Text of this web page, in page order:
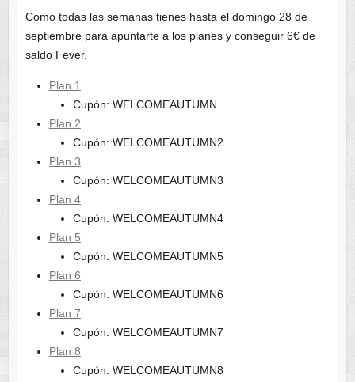
Como todas las semanas tienes hasta el domingo 28 de
septiembre para apuntarte a los planes y conseguir 6€ de
saldo Fever.
Plan 1
Cupón: WELCOMEAUTUMN
Plan 2
Cupón: WELCOMEAUTUMN2
Plan 3
Cupón: WELCOMEAUTUMN3
Plan 4
Cupón: WELCOMEAUTUMN4
Plan 5
Cupón: WELCOMEAUTUMN5
Plan 6
Cupón: WELCOMEAUTUMN6
Plan 7
Cupón: WELCOMEAUTUMN7
Plan 8
Cupón: WELCOMEAUTUMN8